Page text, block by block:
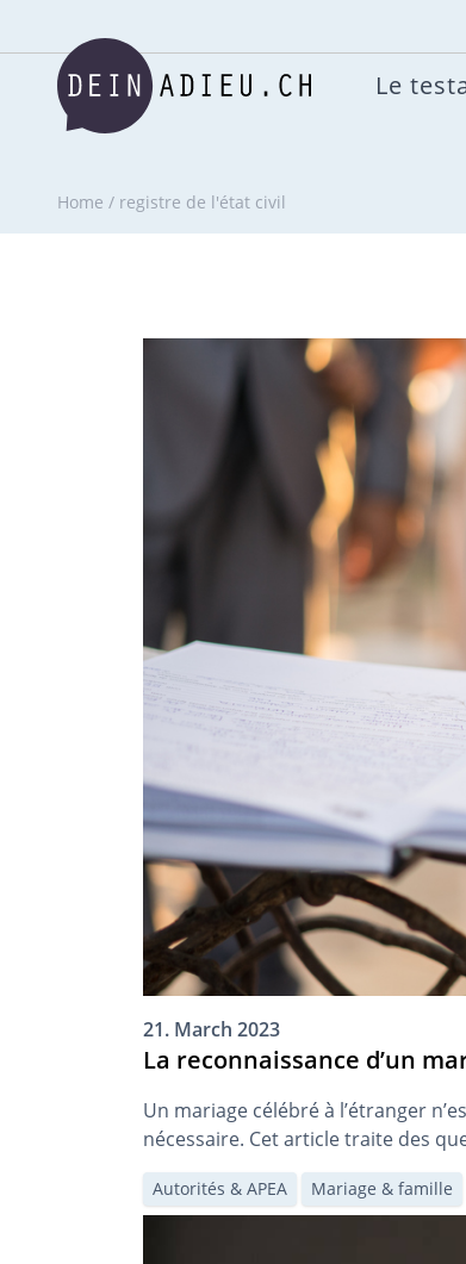
Le
Home / registre de l'état civil
21. March 2023
La reconnaissance d’un
Un mariage célébré à l’étranger
nécessaire. Cet article traite des
Autorités & APEA Mariage & famille